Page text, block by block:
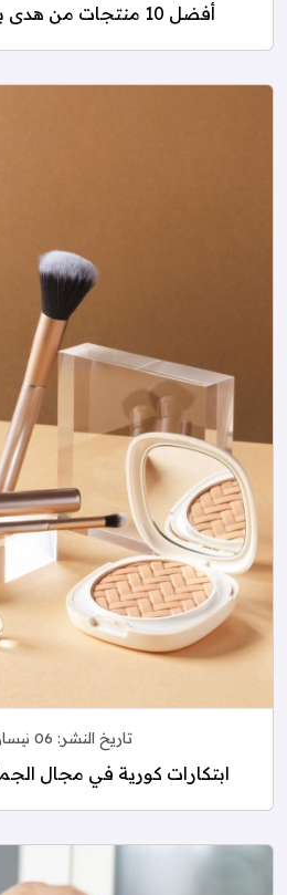
أفضل 10 منتجات من هدى بيوتي لهذا الصيف
تاريخ النشر: 06 نيسان, 2025
ابتكارات كورية في مجال